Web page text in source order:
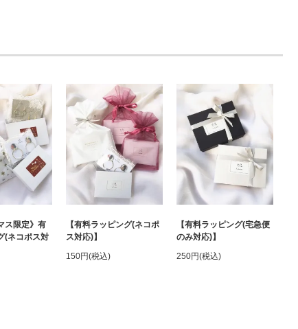
ス限定》有
(ネコポス対
【有料ラッピング(ネコポ
ス対応)】
150円(税込)
【有料ラッピング(宅急便
のみ対応)】
250円(税込)